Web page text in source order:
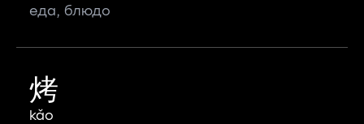
еда, блюдо
烤
kǎo